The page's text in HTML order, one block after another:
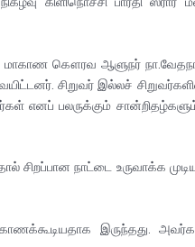
மாகாண கௌரவ ஆளுநர்
சிறுவர் இல்லச்
எனப் பலருக்கும்
நாட்டை உருவாக்க
இருந்தது.